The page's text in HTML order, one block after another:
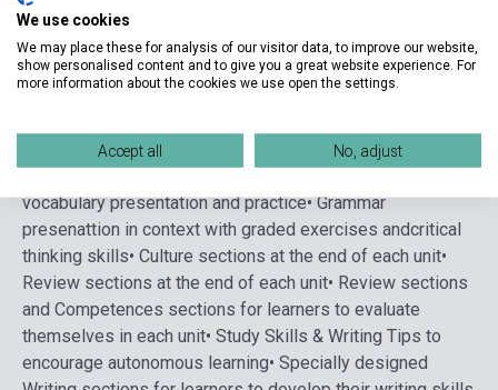
Részletes leírás Kapcsolódó linkek Vélemények
accompanied by videos related to them
• Variety of
vocabulary presentation and practice• Grammar
presenattion in context with graded exercises andcritical
thinking skills• Culture sections at the end of each unit•
Review sections at the end of each unit• Review sections
and Competences sections for learners to evaluate
themselves in each unit• Study Skills & Writing Tips to
encourage autonomous learning• Specially designed
We use cookies
We may place these for analysis of our visitor data, to improve our website,
show personalised content and to give you a great website experience. For
more information about the cookies we use open the settings.
Accept all No, adjust